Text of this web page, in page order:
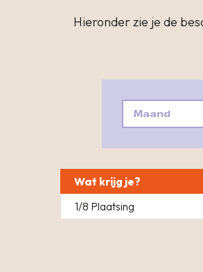
Hieronder zie je de
Maand
Wat krijg je?
1/8 Plaatsing